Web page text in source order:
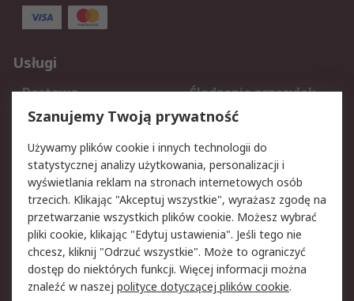
Usługi
Dostawa
Śledzenie przesyłek
Reklamacje i zwroty
Rejestracja
Aspekty prawne
Bezpieczeństwo e-
maila
Polityka dotycząca
plików cookie
Polityka prywatności
Użytkowanie witryny
Zastrzeżenia prawne
Warunki Sprzedaży
Szanujemy Twoją prywatność
Używamy plików cookie i innych technologii do
statystycznej analizy użytkowania, personalizacji i
wyświetlania reklam na stronach internetowych osób
trzecich. Klikając "Akceptuj wszystkie", wyrażasz zgodę na
przetwarzanie wszystkich plików cookie. Możesz wybrać
pliki cookie, klikając "Edytuj ustawienia". Jeśli tego nie
chcesz, kliknij "Odrzuć wszystkie". Może to ograniczyć
dostęp do niektórych funkcji. Więcej informacji można
znaleźć w naszej polityce dotyczącej plików cookie.